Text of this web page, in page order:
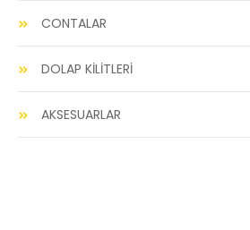
CONTALAR
DOLAP KİLİTLERİ
AKSESUARLAR